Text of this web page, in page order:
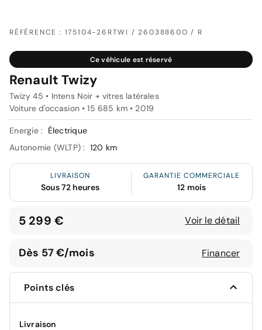
RÉFÉRENCE : 175104-26RTWI / 26038860O / R
Ce véhicule est réservé
Renault Twizy
Twizy 45 • Intens Noir + vitres latérales
Voiture d'occasion • 15 685 km • 2019
Energie :
Électrique
Autonomie (WLTP) : 120 km
LIVRAISON
Sous 72 heures
GARANTIE COMMERCIALE
12 mois
5 299 € Voir le détail
Dès 57 €/mois Financer
Points clés
Livraison